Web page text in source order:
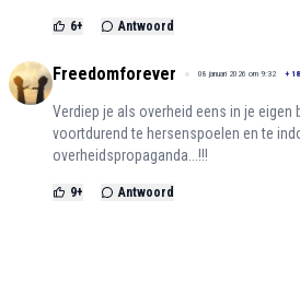
6+ Antwoord
Freedomforever 08 januari 2026 om 9:32 +
Verdiep je als overheid eens in je eigen
voortdurend te hersenspoelen en te
overheidspropaganda...!!!
9+ Antwoord